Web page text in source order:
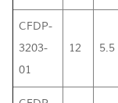
CFDP-
3203-
01
12 5.5